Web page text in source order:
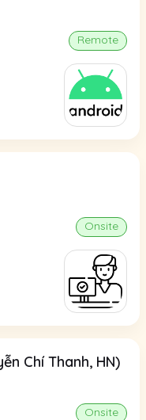
Remote
Onsite
Chí Thanh, HN)
Onsite